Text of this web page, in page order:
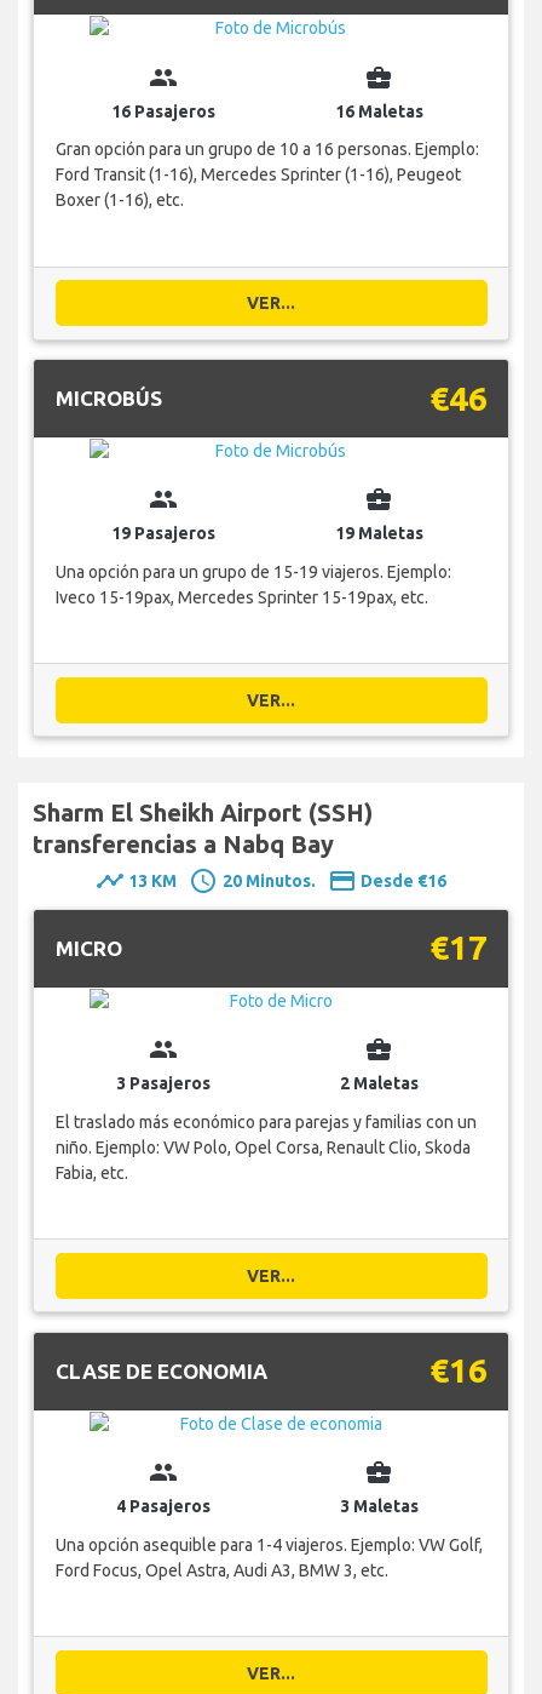
group
16 Pasajeros
business_center
16 Maletas
Gran opción para un grupo de 10 a 16 personas. Ejemplo:
Ford Transit (1-16), Mercedes Sprinter (1-16), Peugeot
Boxer (1-16), etc.
VER...
MICROBÚS €46
group
19 Pasajeros
business_center
19 Maletas
Una opción para un grupo de 15-19 viajeros. Ejemplo:
Iveco 15-19pax, Mercedes Sprinter 15-19pax, etc.
VER...
Sharm El Sheikh Airport (SSH)
transferencias a Nabq Bay
timeline 13 KM schedule 20 Minutos. payment Desde €16
MICRO €17
group
3 Pasajeros
business_center
2 Maletas
El traslado más económico para parejas y familias con un
niño. Ejemplo: VW Polo, Opel Corsa, Renault Clio, Skoda
Fabia, etc.
VER...
CLASE DE ECONOMIA €16
group
4 Pasajeros
business_center
3 Maletas
Una opción asequible para 1-4 viajeros. Ejemplo: VW Golf,
Ford Focus, Opel Astra, Audi A3, BMW 3, etc.
VER...